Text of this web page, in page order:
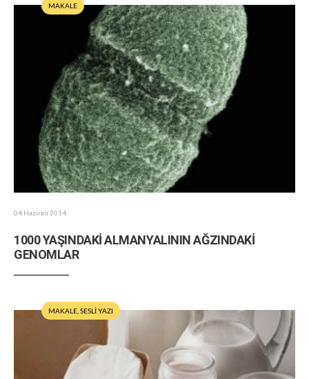
MAKALE
04 Haziran 2014
1000 YAŞINDAKİ ALMANYALININ AĞZINDAKİ
GENOMLAR
MAKALE,SESLİ YAZI